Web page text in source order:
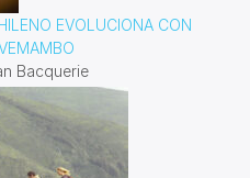
EVOLUCIONA CON
Bacquerie